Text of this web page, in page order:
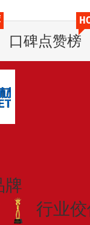
口碑点赞榜
牌
行业